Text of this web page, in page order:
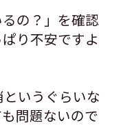
るの？」を確認
り不安ですよ
いうぐらいな
問題ないので